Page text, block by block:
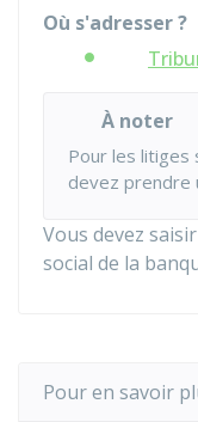
Où s'adresser ?
À noter
Pour les litiges
devez prendre
Vous devez
social de la
Pour en savoir